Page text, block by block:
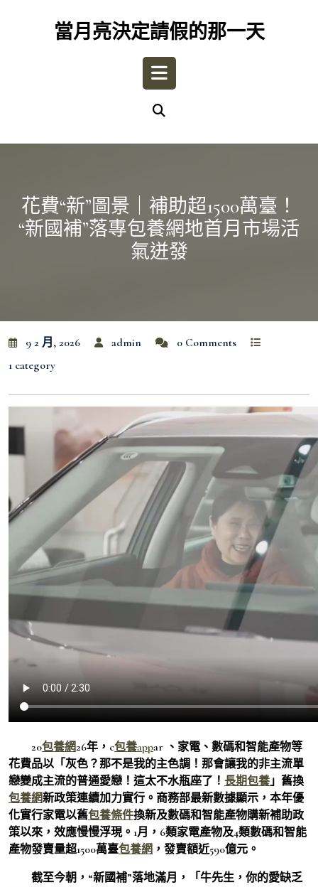
當月亮決定請假的那一天
Open
花費“新”圖景｜補助超1500萬臺！
“新國補”落專包養網地首月市場活
氣迸發
9 2 月, 2026 admin
0 Comments
1 category
20包養網26年，c包養appar 、家電、數碼和智能產物等
花費品以「灰色？那不是我的主色調！那會讓我的非主流單
戀變成主流的普通愛戀！這太不水瓶座了！ 長期包養」舊換
包養網新政策連續加力實行。商務部最新數據顯示，本年優
化實行家電以舊包養條件換新及數碼和智能產物購新補助政
策以來，效應慢慢浮現。1月，6類家電產物及4類數碼和智能
產物發賣量超1500萬臺包養網 ，發賣額近590億元。
截至今朝，“新國補”落地滿月，「牛先生，你的愛缺乏